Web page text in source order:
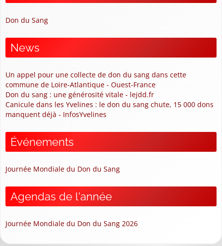
Don du Sang
News
Un appel pour une collecte de don du sang dans cette
commune de Loire-Atlantique - Ouest-France
Don du sang : une générosité vitale - lejdd.fr
Canicule dans les Yvelines : le don du sang chute, 15 000 dons
manquent déjà - InfosYvelines
Événements
Journée Mondiale du Don du Sang
Agendas de l'année
Journée Mondiale du Don du Sang 2026